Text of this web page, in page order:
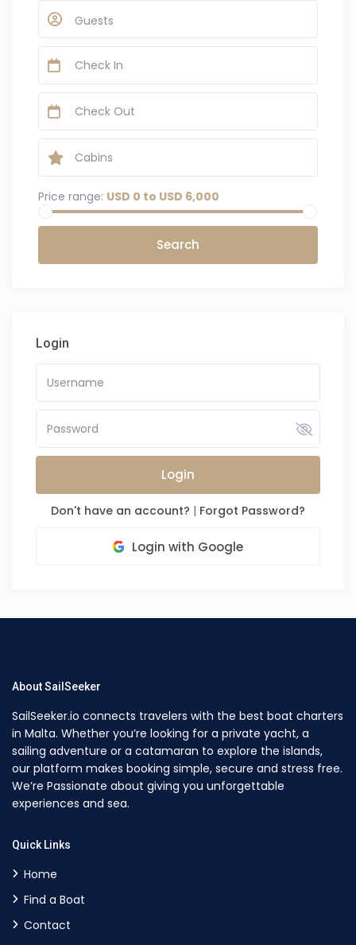
Guests
Price range: USD 0 to USD 6,000
Login
Login
Don't have an account? | Forgot Password?
Login with Google
About SailSeeker
SailSeeker.io connects travelers with the best boat charters
in Malta. Whether you’re looking for a private yacht, a
sailing adventure or a catamaran to explore the islands,
our platform makes booking simple, secure and stress free.
We’re Passionate about giving you unforgettable
experiences and sea.
Quick Links
Home
Find a Boat
Contact